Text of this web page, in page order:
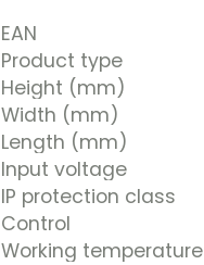
EAN
Product type
Height (mm)
Width (mm)
Length (mm)
Input voltage
IP protection class
Control
Working temperature